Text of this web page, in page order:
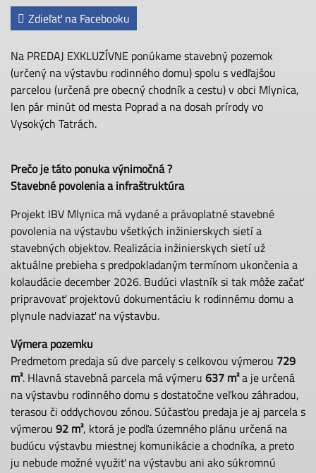
Zdieľať na Facebooku
Na PREDAJ EXKLUZÍVNE ponúkame stavebný pozemok
(určený na výstavbu rodinného domu) spolu s vedľajšou
parcelou (určená pre obecný chodník a cestu) v obci Mlynica,
len pár minút od mesta Poprad a na dosah prírody vo
Vysokých Tatrách.
Prečo je táto ponuka výnimočná ?
Stavebné povolenia a infraštruktúra
Projekt IBV Mlynica má vydané a právoplatné stavebné
povolenia na výstavbu všetkých inžinierskych sietí a
stavebných objektov. Realizácia inžinierskych sietí už
aktuálne prebieha s predpokladaným termínom ukončenia a
kolaudácie december 2026. Budúci vlastník si tak môže začať
pripravovať projektovú dokumentáciu k rodinnému domu a
plynule nadviazať na výstavbu.
Výmera pozemku
Predmetom predaja sú dve parcely s celkovou výmerou 729
m². Hlavná stavebná parcela má výmeru 637 m²a je určená
na výstavbu rodinného domu s dostatočne veľkou záhradou,
terasou či oddychovou zónou. Súčasťou predaja je aj parcela s
výmerou 92 m², ktorá je podľa územného plánu určená na
budúcu výstavbu miestnej komunikácie a chodníka, a preto
ju nebude možné využiť na výstavbu ani ako súkromnú